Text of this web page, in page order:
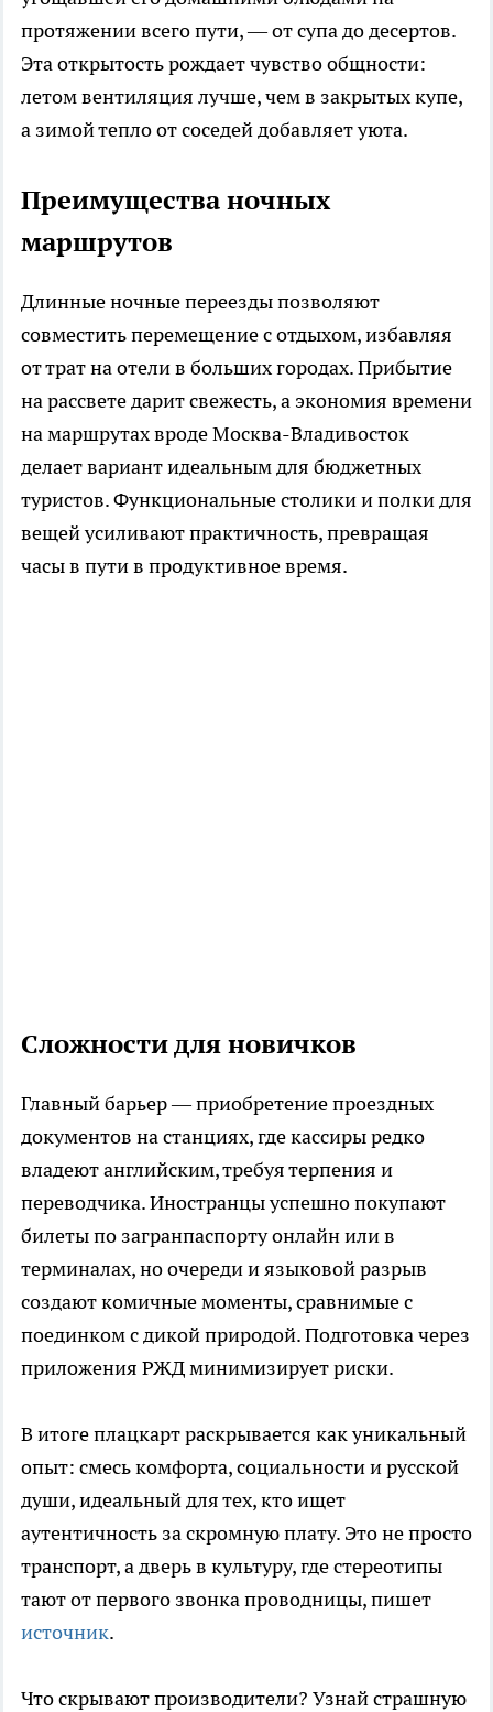
протяжении всего пути, — от супа до десертов.
Эта открытость рождает чувство общности:
летом вентиляция лучше, чем в закрытых купе,
а зимой тепло от соседей добавляет уюта.
Преимущества ночных
маршрутов
Длинные ночные переезды позволяют
совместить перемещение с отдыхом, избавляя
от трат на отели в больших городах. Прибытие
на рассвете дарит свежесть, а экономия времени
на маршрутах вроде Москва-Владивосток
делает вариант идеальным для бюджетных
туристов. Функциональные столики и полки для
вещей усиливают практичность, превращая
часы в пути в продуктивное время.
Сложности для новичков
Главный барьер — приобретение проездных
документов на станциях, где кассиры редко
владеют английским, требуя терпения и
переводчика. Иностранцы успешно покупают
билеты по загранпаспорту онлайн или в
терминалах, но очереди и языковой разрыв
создают комичные моменты, сравнимые с
поединком с дикой природой. Подготовка через
приложения РЖД минимизирует риски.
В итоге плацкарт раскрывается как уникальный
опыт: смесь комфорта, социальности и русской
души, идеальный для тех, кто ищет
аутентичность за скромную плату. Это не просто
транспорт, а дверь в культуру, где стереотипы
тают от первого звонка проводницы, пишет
источник.
Что скрывают производители? Узнай страшную